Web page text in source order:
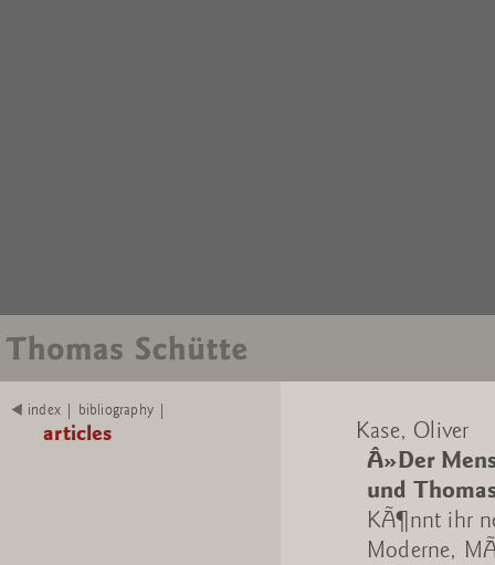
index | bibliography |
articles
Kase, Oliver
Â»Der
und
KÃ¶nnt ihr
Moderne,